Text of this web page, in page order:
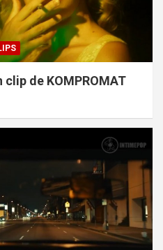
clip de KOMPROMAT